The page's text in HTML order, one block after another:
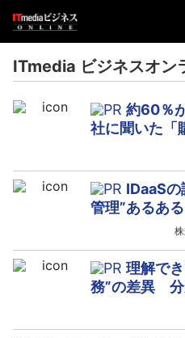
ITmedia ビジネスオン
約60％
社に聞いた「
IDaaS
管理”あるある
理解で
務”の差異 分